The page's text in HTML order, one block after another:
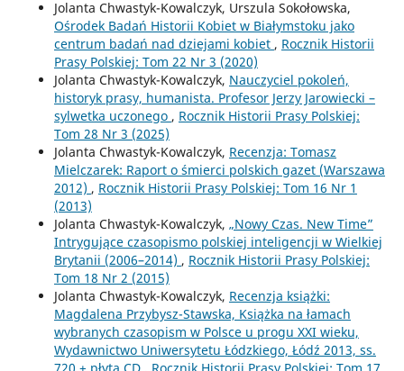
Jolanta Chwastyk-Kowalczyk, Urszula Sokołowska,
Ośrodek Badań Historii Kobiet w Białymstoku jako
centrum badań nad dziejami kobiet , Rocznik Historii
Prasy Polskiej: Tom 22 Nr 3 (2020)
Jolanta Chwastyk-Kowalczyk, Nauczyciel pokoleń,
historyk prasy, humanista. Profesor Jerzy Jarowiecki –
sylwetka uczonego , Rocznik Historii Prasy Polskiej:
Tom 28 Nr 3 (2025)
Jolanta Chwastyk-Kowalczyk, Recenzja: Tomasz
Mielczarek: Raport o śmierci polskich gazet (Warszawa
2012) , Rocznik Historii Prasy Polskiej: Tom 16 Nr 1
(2013)
Jolanta Chwastyk-Kowalczyk, „Nowy Czas. New Time”
Intrygujące czasopismo polskiej inteligencji w Wielkiej
Brytanii (2006–2014) , Rocznik Historii Prasy Polskiej:
Tom 18 Nr 2 (2015)
Jolanta Chwastyk-Kowalczyk, Recenzja książki:
Magdalena Przybysz-Stawska, Książka na łamach
wybranych czasopism w Polsce u progu XXI wieku,
Wydawnictwo Uniwersytetu Łódzkiego, Łódź 2013, ss.
720 + płyta CD , Rocznik Historii Prasy Polskiej: Tom 17